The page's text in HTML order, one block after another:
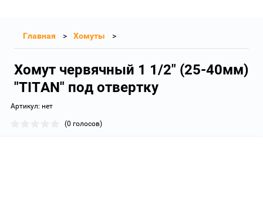
Главная Хомуты
Хомут червячный 1 1/2" (25-40мм)
"TITAN" под отвертку
Артикул: нет
(0 голосов)